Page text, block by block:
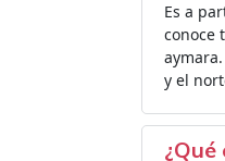
Es a
conoce
y el